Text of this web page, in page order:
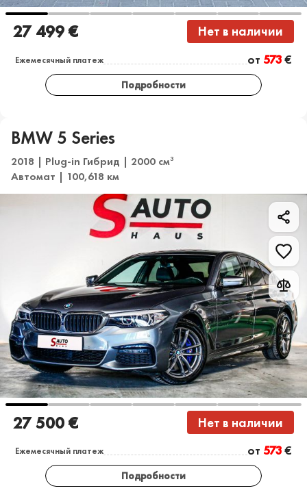
27 499 € Нет в наличии
Ежемесячный платеж от 573€
Подробности
BMW 5 Series
2018 | Plug-in Гибрид | 2000 см3
Автомат | 100,618 км
27 500 € Нет в наличии
Ежемесячный платеж от 573€
Подробности